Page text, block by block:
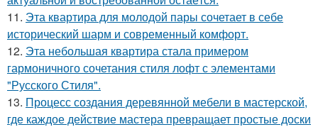
11. Эта квартира для молодой пары сочетает в себе
исторический шарм и современный комфорт.
12. Эта небольшая квартира стала примером
гармоничного сочетания стиля лофт с элементами
"Русского Стиля".
13. Процесс создания деревянной мебели в мастерской,
где каждое действие мастера превращает простые доски